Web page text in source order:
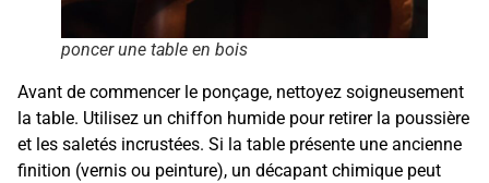
poncer une table en bois
Avant de commencer le ponçage, nettoyez soigneusement
la table. Utilisez un chiffon humide pour retirer la poussière
et les saletés incrustées. Si la table présente une ancienne
finition (vernis ou peinture), un décapant chimique peut